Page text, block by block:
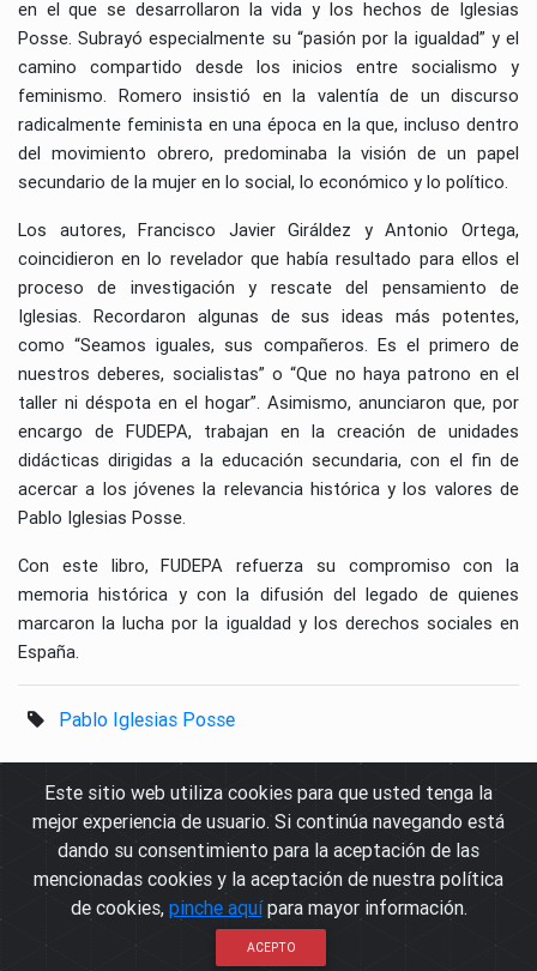
en el que se desarrollaron la vida y los hechos de Iglesias
Posse. Subrayó especialmente su “pasión por la igualdad” y el
camino compartido desde los inicios entre socialismo y
feminismo. Romero insistió en la valentía de un discurso
radicalmente feminista en una época en la que, incluso dentro
del movimiento obrero, predominaba la visión de un papel
secundario de la mujer en lo social, lo económico y lo político.
Los autores, Francisco Javier Giráldez y Antonio Ortega,
coincidieron en lo revelador que había resultado para ellos el
proceso de investigación y rescate del pensamiento de
Iglesias. Recordaron algunas de sus ideas más potentes,
como “Seamos iguales, sus compañeros. Es el primero de
nuestros deberes, socialistas” o “Que no haya patrono en el
taller ni déspota en el hogar”. Asimismo, anunciaron que, por
encargo de FUDEPA, trabajan en la creación de unidades
didácticas dirigidas a la educación secundaria, con el fin de
acercar a los jóvenes la relevancia histórica y los valores de
Pablo Iglesias Posse.
Con este libro, FUDEPA refuerza su compromiso con la
memoria histórica y con la difusión del legado de quienes
marcaron la lucha por la igualdad y los derechos sociales en
España.
Pablo Iglesias Posse
© Fundación para el Desarrollo de los Pueblos de Andalucía
Avda. Agrupación Córdoba s/n, 14007 Córdoba - Tfno 957 28 36 26
Política de cookies
Política de privacidad
Aviso Legal
Contacto
Este sitio web utiliza cookies para que usted tenga la
mejor experiencia de usuario. Si continúa navegando está
dando su consentimiento para la aceptación de las
mencionadas cookies y la aceptación de nuestra política
de cookies, pinche aquípara mayor información.
ACEPTO